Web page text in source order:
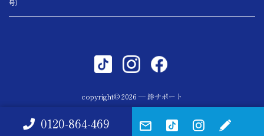
0120-864-469
号）
copyright© 2026 — 絆サポート